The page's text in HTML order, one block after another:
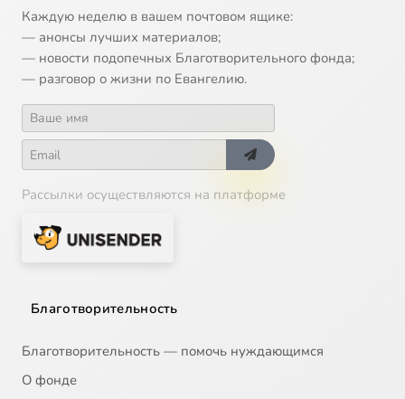
Каждую неделю в вашем почтовом ящике:
— анонсы лучших материалов;
— новости подопечных Благотворительного фонда;
— разговор о жизни по Евангелию.
Рассылки осуществляются на платформе
Благотворительность
Благотворительность — помочь нуждающимся
О фонде